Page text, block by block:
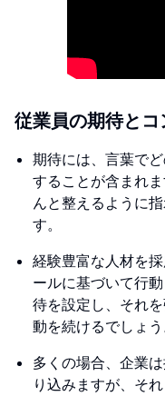
従業員の期待とコ
期待には、言葉で
することが含まれ
んと整えるように
す。
経験豊富な人材を
ールに基づいて行
待を設定し、それ
動を続けるでしょう
多くの場合、企業
り込みますが、そ